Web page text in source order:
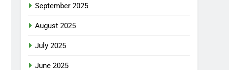
September 2025
August 2025
July 2025
June 2025